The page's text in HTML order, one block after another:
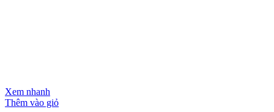
Xem nhanh
Thêm vào giỏ